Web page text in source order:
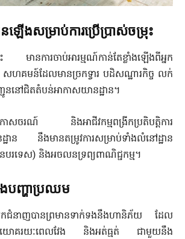
ឡើងសម្រាប់ការប្រើប្រាស់ចម្រុះ
ានការចាប់អារម្មណ៍កាន់តែខ្លាំងឡើងពីអ្នក
សហគមន៍ដែលមានច្រកទ្វារ បដិសណ្ឋារកិច្ច លក់
ននៅជិតតំបន់អាកាសយានដ្ឋាន។
ាសចរណ៍ និងអាជីវកម្មពង្រីកប្រតិបត្តិការ
ឋាន នឹងមានតម្រូវការសម្រាប់ទាំងលំនៅដ្ឋាន
បរទេស) និងអចលនទ្រព្យពាណិជ្ជកម្ម។
បញ្ហាប្រឈម
ជំនាញបានព្រមានទាក់ទងនឹងហានិភ័យ ដែល
វិនិយោគរយៈពេលវែង និងអត់ធ្មត់ ជាមួយនឹង